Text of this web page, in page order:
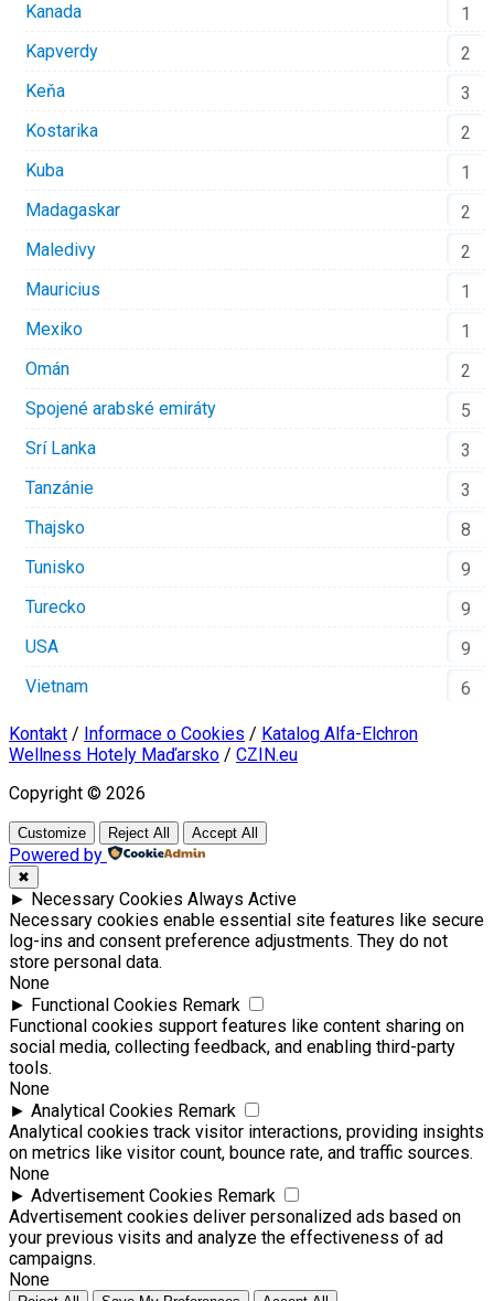
Kanada
1
Kapverdy
2
Keňa
3
Kostarika
2
Kuba
1
Madagaskar
2
Maledivy
2
Mauricius
1
Mexiko
1
Omán
2
Spojené arabské emiráty
5
Srí Lanka
3
Tanzánie
3
Thajsko
8
Tunisko
9
Turecko
9
USA
9
Vietnam
6
Kontakt / Informace o Cookies / Katalog Alfa-Elchron
Wellness Hotely Maďarsko / CZIN.eu
Copyright © 2026
Customize Reject All Accept All
Powered by
✖
► Necessary Cookies Always Active
Necessary cookies enable essential site features like secure
log-ins and consent preference adjustments. They do not
store personal data.
None
► Functional Cookies Remark
Functional cookies support features like content sharing on
social media, collecting feedback, and enabling third-party
tools.
None
► Analytical Cookies Remark
Analytical cookies track visitor interactions, providing insights
on metrics like visitor count, bounce rate, and traffic sources.
None
► Advertisement Cookies Remark
Advertisement cookies deliver personalized ads based on
your previous visits and analyze the effectiveness of ad
campaigns.
None